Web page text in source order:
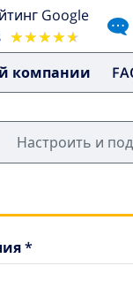
Google
★★★★★
★★★★★
компании
Настроить и
*